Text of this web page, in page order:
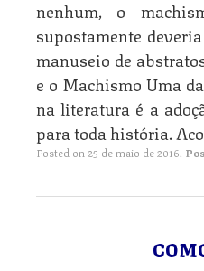
nenhum, o
supostamente
manuseio de
e o Machismo Uma
na literatura é a
para toda história.
Posted on 25 de maio de 2016.